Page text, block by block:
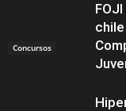
Concursos